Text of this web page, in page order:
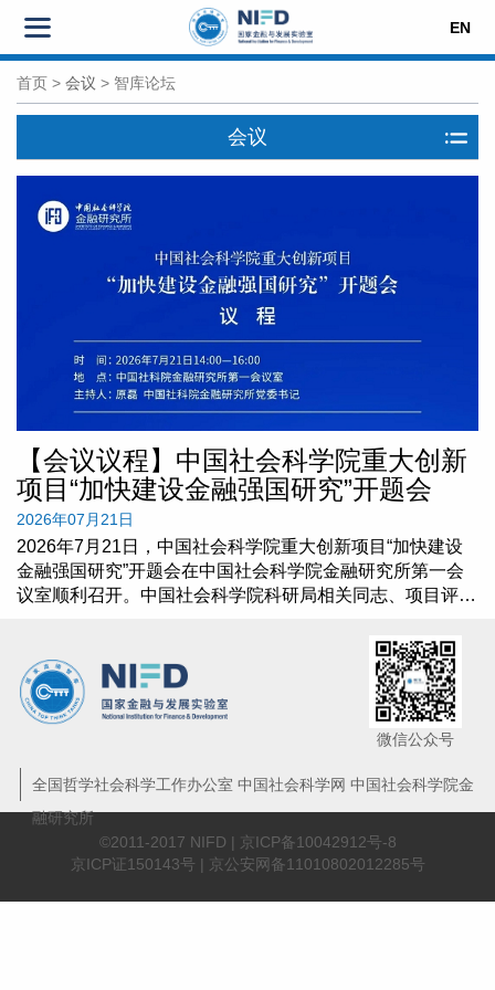
EN
首页 > 会议 > 智库论坛
会议
【会议议程】中国社会科学院重大创新
项目“加快建设金融强国研究”开题会
2026年07月21日
2026年7月21日，中国社会科学院重大创新项目“加快建设
金融强国研究”开题会在中国社会科学院金融研究所第一会
议室顺利召开。中国社会科学院科研局相关同志、项目评议
微信公众号
全国哲学社会科学工作办公室 中国社会科学网 中国社会科学院金
融研究所
©2011-2017 NIFD | 京ICP备10042912号-8
京ICP证150143号 | 京公安网备11010802012285号